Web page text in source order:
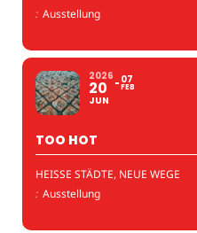
: Ausstellung
2026
20
JUN
07
FEB
TOO HOT
HEISSE STÄDTE, NEUE WEGE
: Ausstellung